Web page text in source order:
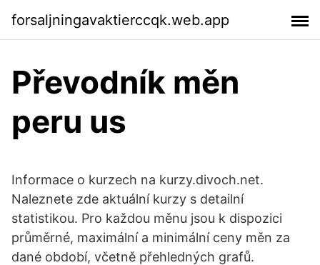
forsaljningavaktierccqk.web.app
Převodník měn
peru us
Informace o kurzech na kurzy.divoch.net.
Naleznete zde aktuální kurzy s detailní
statistikou. Pro každou měnu jsou k dispozici
průměrné, maximální a minimální ceny měn za
dané období, včetně přehledných grafů.